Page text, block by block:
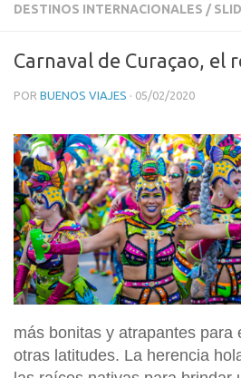
DESTINOS INTERNACIONALES /
Carnaval de Curaçao, el
POR BUENOS VIAJES · 05/02/2020
más bonitas y atrapantes para
otras latitudes. La herencia